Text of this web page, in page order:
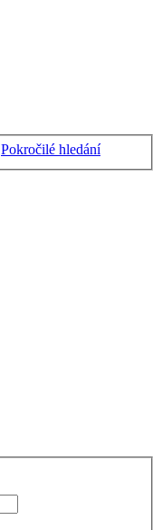
Pokročilé hledání